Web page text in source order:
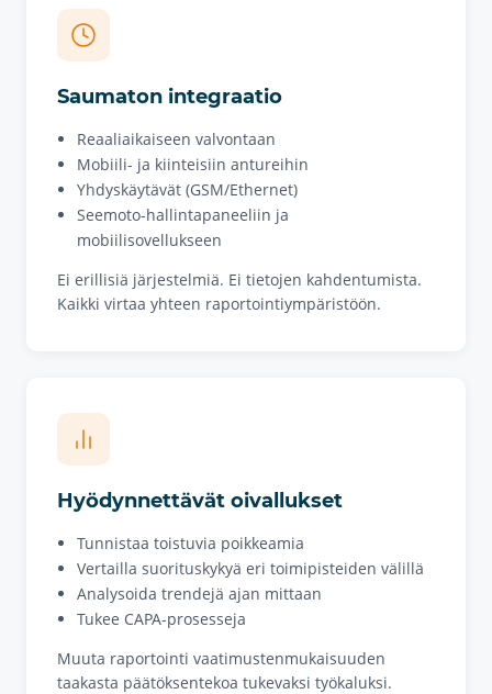
Saumaton integraatio
Reaaliaikaiseen valvontaan
Mobiili- ja kiinteisiin antureihin
Yhdyskäytävät (GSM/Ethernet)
Seemoto-hallintapaneeliin ja
mobiilisovellukseen
Ei erillisiä järjestelmiä. Ei tietojen kahdentumista.
Kaikki virtaa yhteen raportointiympäristöön.
Hyödynnettävät oivallukset
Tunnistaa toistuvia poikkeamia
Vertailla suorituskykyä eri toimipisteiden välillä
Analysoida trendejä ajan mittaan
Tukee CAPA-prosesseja
Muuta raportointi vaatimustenmukaisuuden
taakasta päätöksentekoa tukevaksi työkaluksi.